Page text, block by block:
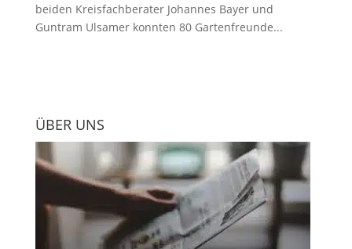
beiden Kreisfachberater Johannes Bayer und
Guntram Ulsamer konnten 80 Gartenfreunde...
ÜBER UNS